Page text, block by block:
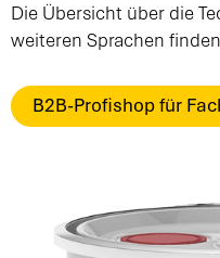
Die Übersicht über die
weiteren Sprachen
B2B-Profishop für